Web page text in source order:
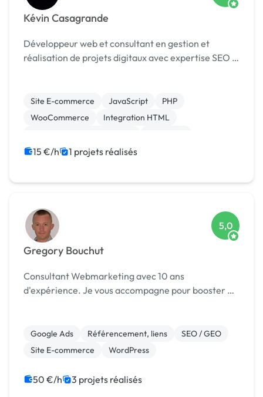
Kévin Casagrande
Développeur web et consultant en gestion et
réalisation de projets digitaux avec expertise SEO …
Site E-commerce JavaScript
PHP
WooCommerce
Integration HTML
WordPress
Google Ads
15 €/h 1 projets réalisés
Gregory Bouchut
5,0
Consultant Webmarketing avec 10 ans
d'expérience. Je vous accompagne pour booster …
Google Ads Référencement, liens
SEO / GEO
Site E-commerce
WordPress
50 €/h 3 projets réalisés